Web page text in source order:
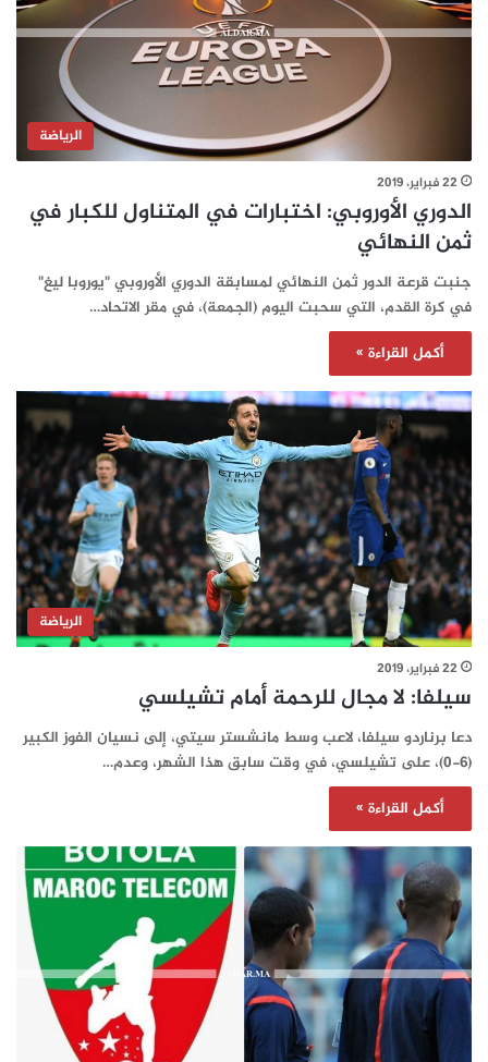
الرياضة
22 فبراير، 2019
الدوري الأوروبي: اختبارات في المتناول للكبار في
ثمن النهائي
جنبت قرعة الدور ثمن النهائي لمسابقة الدوري الأوروبي "يوروبا ليغ"
في كرة القدم، التي سحبت اليوم (الجمعة)، في مقر الاتحاد…
أكمل القراءة »
الرياضة
22 فبراير، 2019
سيلفا: لا مجال للرحمة أمام تشيلسي
دعا برناردو سيلفا، لاعب وسط مانشستر سيتي، إلى نسيان الفوز الكبير
(6-0)، على تشيلسي، في وقت سابق هذا الشهر، وعدم…
أكمل القراءة »